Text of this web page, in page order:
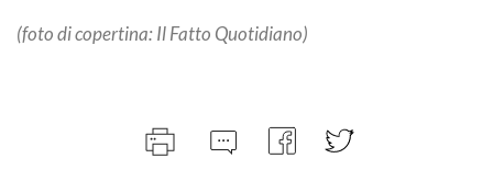
(foto di copertina: Il Fatto Quotidiano)